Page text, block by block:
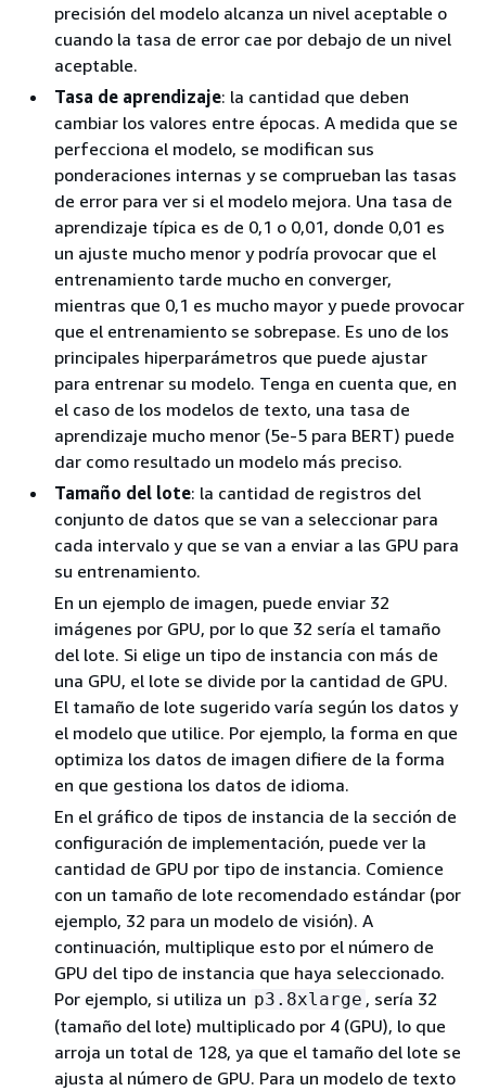
precisión del modelo alcanza un nivel aceptable o
cuando la tasa de error cae por debajo de un nivel
aceptable.
Tasa de aprendizaje: la cantidad que deben
cambiar los valores entre épocas. A medida que se
perfecciona el modelo, se modifican sus
ponderaciones internas y se comprueban las tasas
de error para ver si el modelo mejora. Una tasa de
aprendizaje típica es de 0,1 o 0,01, donde 0,01 es
un ajuste mucho menor y podría provocar que el
entrenamiento tarde mucho en converger,
mientras que 0,1 es mucho mayor y puede provocar
que el entrenamiento se sobrepase. Es uno de los
principales hiperparámetros que puede ajustar
para entrenar su modelo. Tenga en cuenta que, en
el caso de los modelos de texto, una tasa de
aprendizaje mucho menor (5e-5 para BERT) puede
dar como resultado un modelo más preciso.
Tamaño del lote: la cantidad de registros del
conjunto de datos que se van a seleccionar para
cada intervalo y que se van a enviar a las GPU para
su entrenamiento.
En un ejemplo de imagen, puede enviar 32
imágenes por GPU, por lo que 32 sería el tamaño
del lote. Si elige un tipo de instancia con más de
una GPU, el lote se divide por la cantidad de GPU.
El tamaño de lote sugerido varía según los datos y
el modelo que utilice. Por ejemplo, la forma en que
optimiza los datos de imagen difiere de la forma
en que gestiona los datos de idioma.
En el gráfico de tipos de instancia de la sección de
configuración de implementación, puede ver la
cantidad de GPU por tipo de instancia. Comience
con un tamaño de lote recomendado estándar (por
ejemplo, 32 para un modelo de visión). A
continuación, multiplique esto por el número de
GPU del tipo de instancia que haya seleccionado.
Por ejemplo, si utiliza un p3.8xlarge , sería 32
(tamaño del lote) multiplicado por 4 (GPU), lo que
arroja un total de 128, ya que el tamaño del lote se
ajusta al número de GPU. Para un modelo de texto